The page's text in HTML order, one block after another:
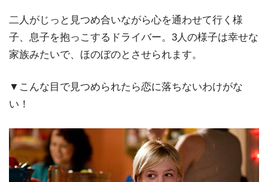
二人がじっと見つめ合いながら心を通わせて行く様
子、息子を抱っこするドライバー。3人の様子は幸せな
家族みたいで、ほのぼのとさせられます。
▼こんな目で見つめられたら恋に落ちないわけがな
い！